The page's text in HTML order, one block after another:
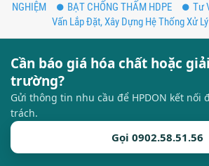
NGHIỆM
BẠT CHỐNG THẤM HDPE Tư
Vấn Lắp Đặt, Xây Dựng Hệ Thống Xử
Cần báo giá hóa chất hoặc
trường?
Gửi thông tin nhu cầu để HPDON kết nối
trách.
Gọi 0902.58.51.56